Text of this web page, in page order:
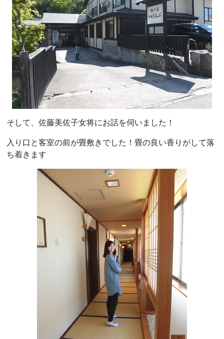
そして、佐藤美佐子女将にお話を伺いました！
入り口と客室の前が畳敷きでした！畳の良い香りがして落
ち着きます